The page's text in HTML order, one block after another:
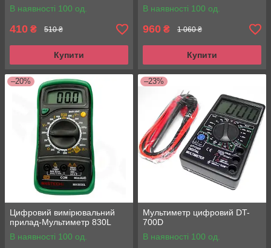
В наявності 100 од.
410 ₴ 510 ₴
Купити
В наявності 100 од.
960 ₴ 1 060 ₴
Купити
–20%
Цифровий вимірювальний
прилад-Мультиметр 830L
В наявності 100 од.
–23%
Мультиметр цифровий DT-
700D
В наявності 100 од.